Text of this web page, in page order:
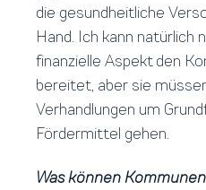
die gesundheitliche
Hand. Ich kann natürlich
finanzielle Aspekt den
bereitet, aber sie
Verhandlungen um
Fördermittel gehen.
Was können